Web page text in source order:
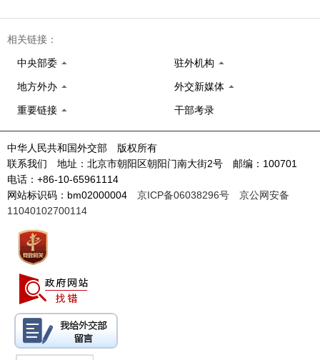
相关链接：
中央部委 驻外机构
地方外办 外交新媒体
重要链接 干部考录
中华人民共和国外交部 版权所有
联系我们 地址：北京市朝阳区朝阳门南大街2号 邮编：100701
电话：+86-10-65961114
网站标识码：bm02000004 京ICP备06038296号
京公网安备
11040102700114